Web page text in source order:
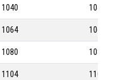
1040 1040-8M
1064 1064-8M
1080 1080-8M
1104 1104-8M